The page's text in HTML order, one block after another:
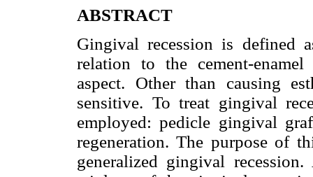
ABSTRACT
Gingival recession is defined
relation to the cement-
aspect. Other than causing
sensitive. To treat gingival
employed: pedicle gingival
regeneration. The purpose of
generalized gingival